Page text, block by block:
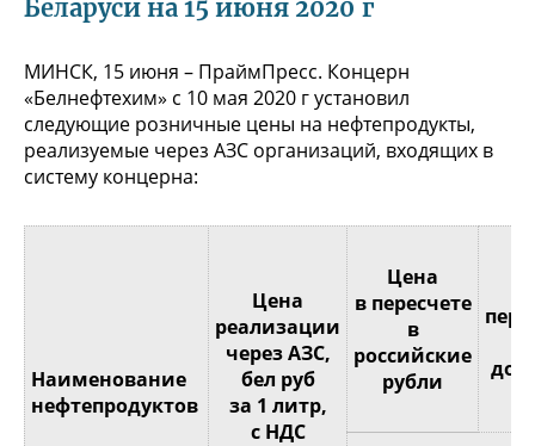
Беларуси на 15 июня 2020 г
МИНСК, 15 июня – ПраймПресс. Концерн
«Белнефтехим» с 10 мая 2020 г установил
следующие розничные цены на нефтепродукты,
реализуемые через АЗС организаций, входящих в
систему концерна:
Наименование
нефтепродуктов
Цена
реализации
через АЗС,
бел руб
за 1 литр,
с НДС
Цена
в пересчете
в
российские
рубли